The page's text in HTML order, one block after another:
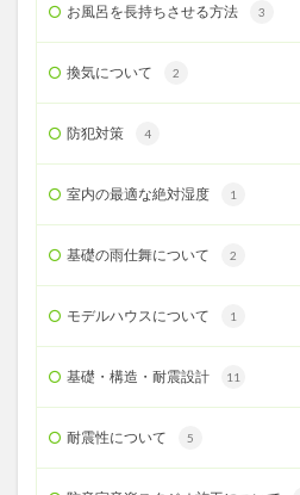
お風呂を長持ちさせる方法 3
換気について 2
防犯対策 4
室内の最適な絶対湿度 1
基礎の雨仕舞について 2
モデルハウスについて 1
基礎・構造・耐震設計 11
耐震性について 5